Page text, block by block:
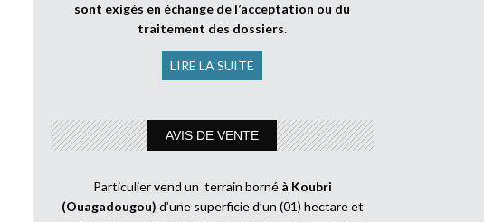
sont exigés en échange de l’acceptation ou du
traitement des dossiers.
LIRE LA SUITE
AVIS DE VENTE
Particulier vend un terrain borné à Koubri
(Ouagadougou) d’une superficie d’un (01) hectare et